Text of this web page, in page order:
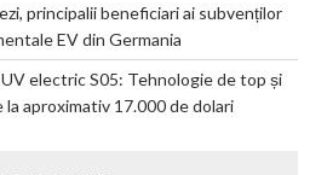
principalii beneficiari ai subvenților
EV din Germania
electric S05: Tehnologie de top și
la aproximativ 17.000 de dolari